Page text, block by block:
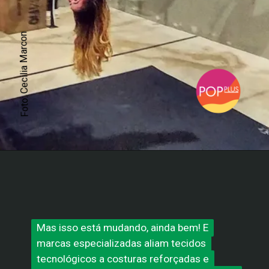
Foto: Cecilia Marcon
Mas isso está mudando, ainda bem! E
marcas especializadas aliam tecidos
tecnológicos a costuras reforçadas e
Mas isso está mudando, ainda bem! E
marcas especializadas aliam tecidos
tecnológicos a costuras reforçadas e